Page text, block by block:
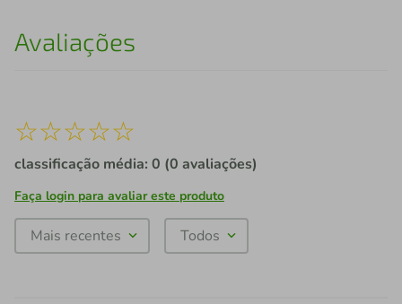
Avaliações
☆☆☆☆☆
classificação média: 0 (0 avaliações)
Faça login para avaliar este produto
Mais recentes Todos